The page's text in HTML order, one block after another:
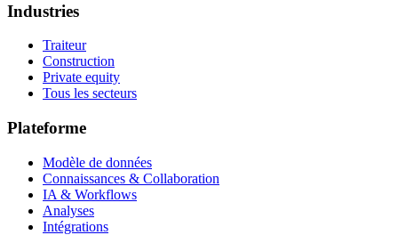
Industries
Traiteur
Construction
Private equity
Tous les secteurs
Plateforme
Modèle de données
Connaissances & Collaboration
IA & Workflows
Analyses
Intégrations